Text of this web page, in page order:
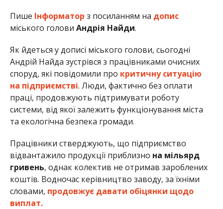
Пише Інформатор з посиланням на допис
міського голови Андрія Найди.
Як йдеться у дописі міського голови, сьогодні
Андрій Найда зустрівся з працівниками очисних
споруд, які повідомили про критичну ситуацію
на підприємстві. Люди, фактично без оплати
праці, продовжують підтримувати роботу
системи, від якої залежить функціонування міста
та екологічна безпека громади.
Працівники стверджують, що підприємство
відвантажило продукції приблизно на мільярд
гривень, однак колектив не отримав зароблених
коштів. Водночас керівництво заводу, за їхніми
словами, продовжує давати обіцянки щодо
виплат.